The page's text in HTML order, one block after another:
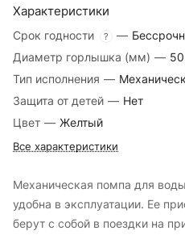
Характеристики
Срок годности ? —
Диаметр горлышка (мм) — 50
Тип исполнения —
Защита от детей — Нет
Цвет — Желтый
Все характеристики
Механическая помпа для
удобна в эксплуатации. Ее
берут с собой в поездки на